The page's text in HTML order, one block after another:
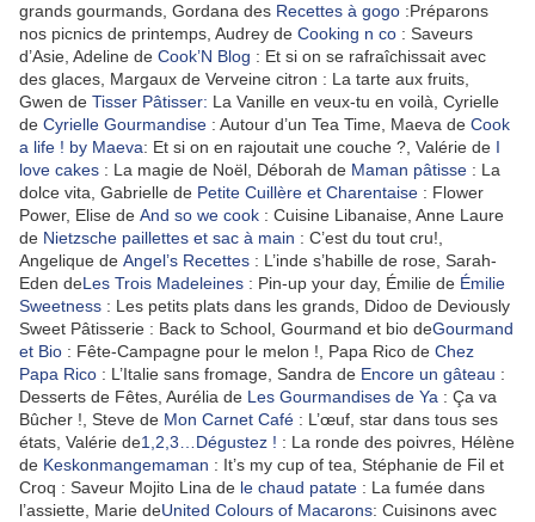
grands gourmands, Gordana des Recettes à gogo :Préparons
nos picnics de printemps, Audrey de Cooking n co : Saveurs
d’Asie, Adeline de Cook’N Blog : Et si on se rafraîchissait avec
des glaces, Margaux de Verveine citron : La tarte aux fruits,
Gwen de Tisser Pâtisser: La Vanille en veux-tu en voilà, Cyrielle
de Cyrielle Gourmandise : Autour d’un Tea Time, Maeva de Cook
a life ! by Maeva: Et si on en rajoutait une couche ?, Valérie de I
love cakes : La magie de Noël, Déborah de Maman pâtisse : La
dolce vita, Gabrielle de Petite Cuillère et Charentaise : Flower
Power, Elise de And so we cook : Cuisine Libanaise, Anne Laure
de Nietzsche paillettes et sac à main : C’est du tout cru!,
Angelique de Angel’s Recettes : L’inde s’habille de rose, Sarah-
Eden deLes Trois Madeleines : Pin-up your day, Émilie de Émilie
Sweetness : Les petits plats dans les grands, Didoo de Deviously
Sweet Pâtisserie : Back to School, Gourmand et bio deGourmand
et Bio : Fête-Campagne pour le melon !, Papa Rico de Chez
Papa Rico : L’Italie sans fromage, Sandra de Encore un gâteau :
Desserts de Fêtes, Aurélia de Les Gourmandises de Ya : Ça va
Bûcher !, Steve de Mon Carnet Café : L’œuf, star dans tous ses
états, Valérie de1,2,3…Dégustez ! : La ronde des poivres, Hélène
de Keskonmangemaman : It’s my cup of tea, Stéphanie de Fil et
Croq : Saveur Mojito Lina de le chaud patate : La fumée dans
l’assiette, Marie deUnited Colours of Macarons: Cuisinons avec